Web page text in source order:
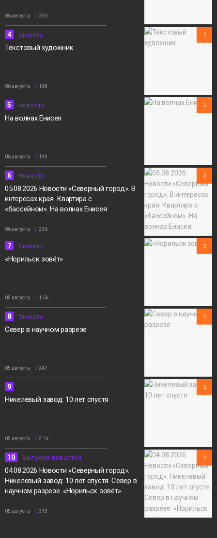
06 августа 390
4 Сюжеты
Текстовый художник
06 августа 198
5 Новости
На волнах Енисея
06 августа 199
6 Новости
05.08.2026 Новости «Северный город». В
интересах края. Квартира с
«бассейном». На волнах Енисея
06 августа 236
7 Сюжеты
«Норильск зовёт»
05 августа 1.5k
8 Сюжеты
Север в научном разрезе
05 августа 247
9
Никелевый завод: 10 лет спустя
05 августа 2.1k
10 Выпуски новостей
04.08.2026 Новости «Северный город».
Никелевый завод: 10 лет спустя. Север в
научном разрезе. «Норильск зовёт»
05 августа 313